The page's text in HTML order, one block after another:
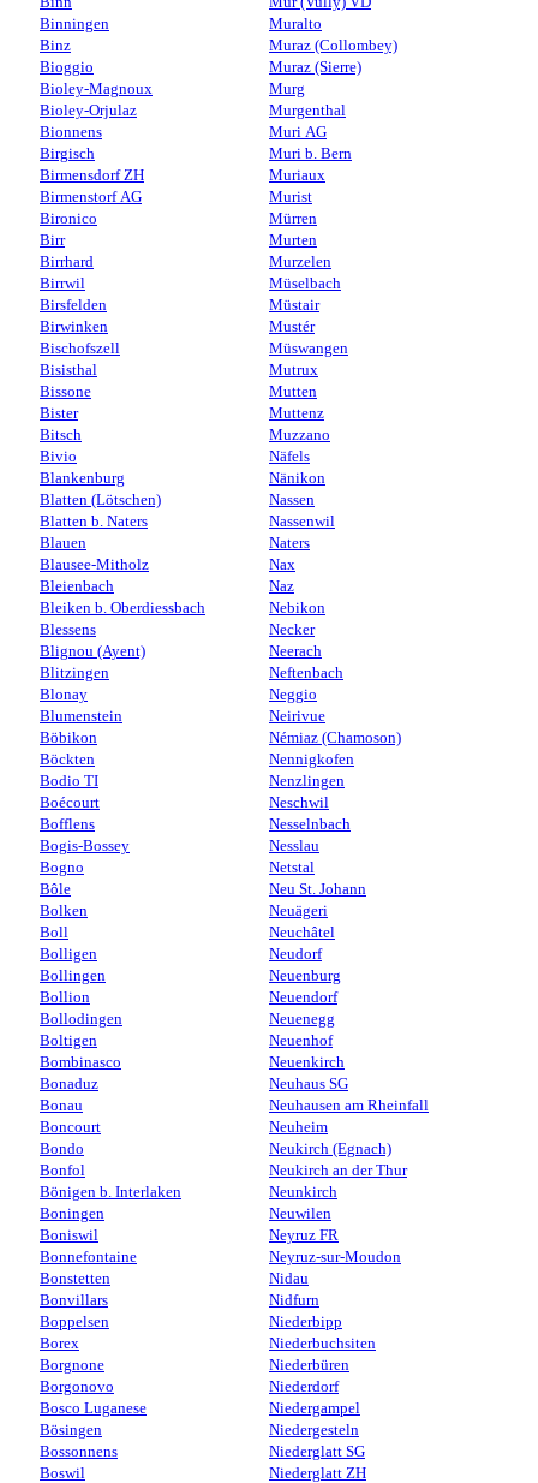
Binningen
Binz
Bioggio
Bioley-Magnoux
Bioley-Orjulaz
Bionnens
Birgisch
Birmensdorf ZH
Birmenstorf AG
Bironico
Birr
Birrhard
Birrwil
Birsfelden
Birwinken
Bischofszell
Bisisthal
Bissone
Bister
Bitsch
Bivio
Blankenburg
Blatten (Lötschen)
Blatten b. Naters
Blauen
Blausee-Mitholz
Bleienbach
Bleiken b. Oberdiessbach
Blessens
Blignou (Ayent)
Blitzingen
Blonay
Blumenstein
Böbikon
Böckten
Bodio TI
Boécourt
Bofflens
Bogis-Bossey
Bogno
Bôle
Bolken
Boll
Bolligen
Bollingen
Bollion
Bollodingen
Boltigen
Bombinasco
Bonaduz
Bonau
Boncourt
Bondo
Bonfol
Bönigen b. Interlaken
Boningen
Boniswil
Bonnefontaine
Bonstetten
Bonvillars
Boppelsen
Borex
Borgnone
Borgonovo
Bosco Luganese
Bösingen
Bossonnens
Boswil
Muralto
Muraz (Collombey)
Muraz (Sierre)
Murg
Murgenthal
Muri AG
Muri b. Bern
Muriaux
Murist
Mürren
Murten
Murzelen
Müselbach
Müstair
Mustér
Müswangen
Mutrux
Mutten
Muttenz
Muzzano
Näfels
Nänikon
Nassen
Nassenwil
Naters
Nax
Naz
Nebikon
Necker
Neerach
Neftenbach
Neggio
Neirivue
Némiaz (Chamoson)
Nennigkofen
Nenzlingen
Neschwil
Nesselnbach
Nesslau
Netstal
Neu St. Johann
Neuägeri
Neuchâtel
Neudorf
Neuenburg
Neuendorf
Neuenegg
Neuenhof
Neuenkirch
Neuhaus SG
Neuhausen am Rheinfall
Neuheim
Neukirch (Egnach)
Neukirch an der Thur
Neunkirch
Neuwilen
Neyruz FR
Neyruz-sur-Moudon
Nidau
Nidfurn
Niederbipp
Niederbuchsiten
Niederbüren
Niederdorf
Niedergampel
Niedergesteln
Niederglatt SG
Niederglatt ZH